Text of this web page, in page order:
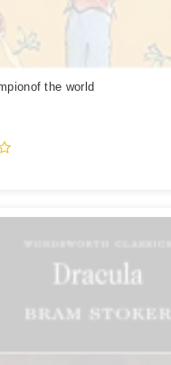
the world